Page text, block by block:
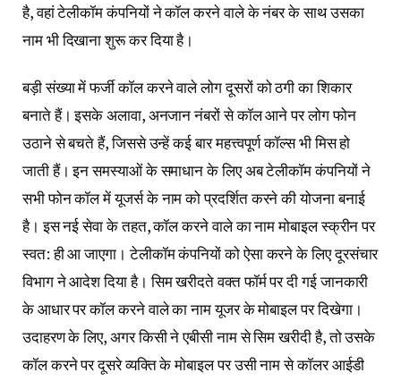
है, वहां टेलीकॉम कंपनियों ने कॉल करने वाले के नंबर के साथ उसका
नाम भी दिखाना शुरू कर दिया है।
बड़ी संख्या में फर्जी कॉल करने वाले लोग दूसरों को ठगी का शिकार
बनाते हैं। इसके अलावा, अनजान नंबरों से कॉल आने पर लोग फोन
उठाने से बचते हैं, जिससे उन्हें कई बार महत्त्वपूर्ण कॉल्स भी मिस हो
जाती हैं। इन समस्याओं के समाधान के लिए अब टेलीकॉम कंपनियों ने
सभी फोन कॉल में यूजर्स के नाम को प्रदर्शित करने की योजना बनाई
है। इस नई सेवा के तहत, कॉल करने वाले का नाम मोबाइल स्क्रीन पर
स्वत: ही आ जाएगा। टेलीकॉम कंपनियों को ऐसा करने के लिए दूरसंचार
विभाग ने आदेश दिया है। सिम खरीदते वक्त फॉर्म पर दी गई जानकारी
के आधार पर कॉल करने वाले का नाम यूजर के मोबाइल पर दिखेगा।
उदाहरण के लिए, अगर किसी ने एबीसी नाम से सिम खरीदी है, तो उसके
कॉल करने पर दूसरे व्यक्ति के मोबाइल पर उसी नाम से कॉलर आईडी